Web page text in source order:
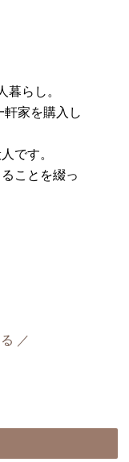
らし。
家を購入し
です。
ことを綴っ